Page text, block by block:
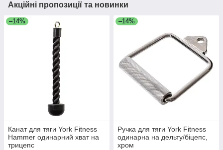
Акційні пропозиції та новинки
–14%
Канат для тяги York Fitness
Hammer одинарний хват на
трицепс
–14%
Ручка для тяги York Fitness
одинарна на дельту/біцепс,
хром